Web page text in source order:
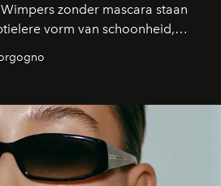
zonder mascara staan
vorm van schoonheid,
belangrijker is dan een overvloed